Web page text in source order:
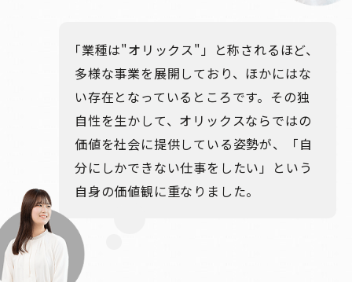
「業種は"オリックス"」と称されるほど、
多様な事業を展開しており、ほかにはな
い存在となっているところです。その独
自性を生かして、オリックスならではの
価値を社会に提供している姿勢が、「自
分にしかできない仕事をしたい」という
自身の価値観に重なりました。